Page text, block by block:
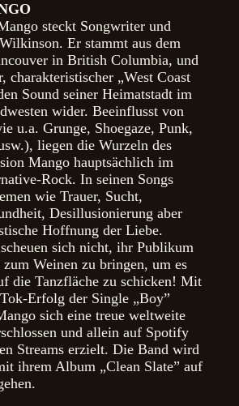
steckt Songwriter und
Er stammt aus dem
in British Columbia, und
charakteristischer „West Coast
Sound seiner Heimatstadt im
wider. Beeinflusst von
u.a. Grunge, Shoegaze, Punk,
liegen die Wurzeln des
Mango hauptsächlich im
Rock. In seinen Songs
wie Trauer, Sucht,
Desillusionierung aber
Hoffnung der Liebe.
sich nicht, ihr Publikum
Weinen zu bringen, um es
die Tanzfläche zu schicken! Mit
Erfolg der Single „Boy”
sich eine treue weltweite
und allein auf Spotify
Streams erzielt. Die Band wird
ihrem Album „Clean Slate” auf